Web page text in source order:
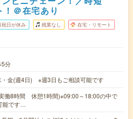
＠在宅あり
祝日が休み 残業なし 在宅・リモート
5分
・金(週4日) ※週3日もご相談可能です
働8時間 休憩1時間)※09:00～18:00の中で
能です…